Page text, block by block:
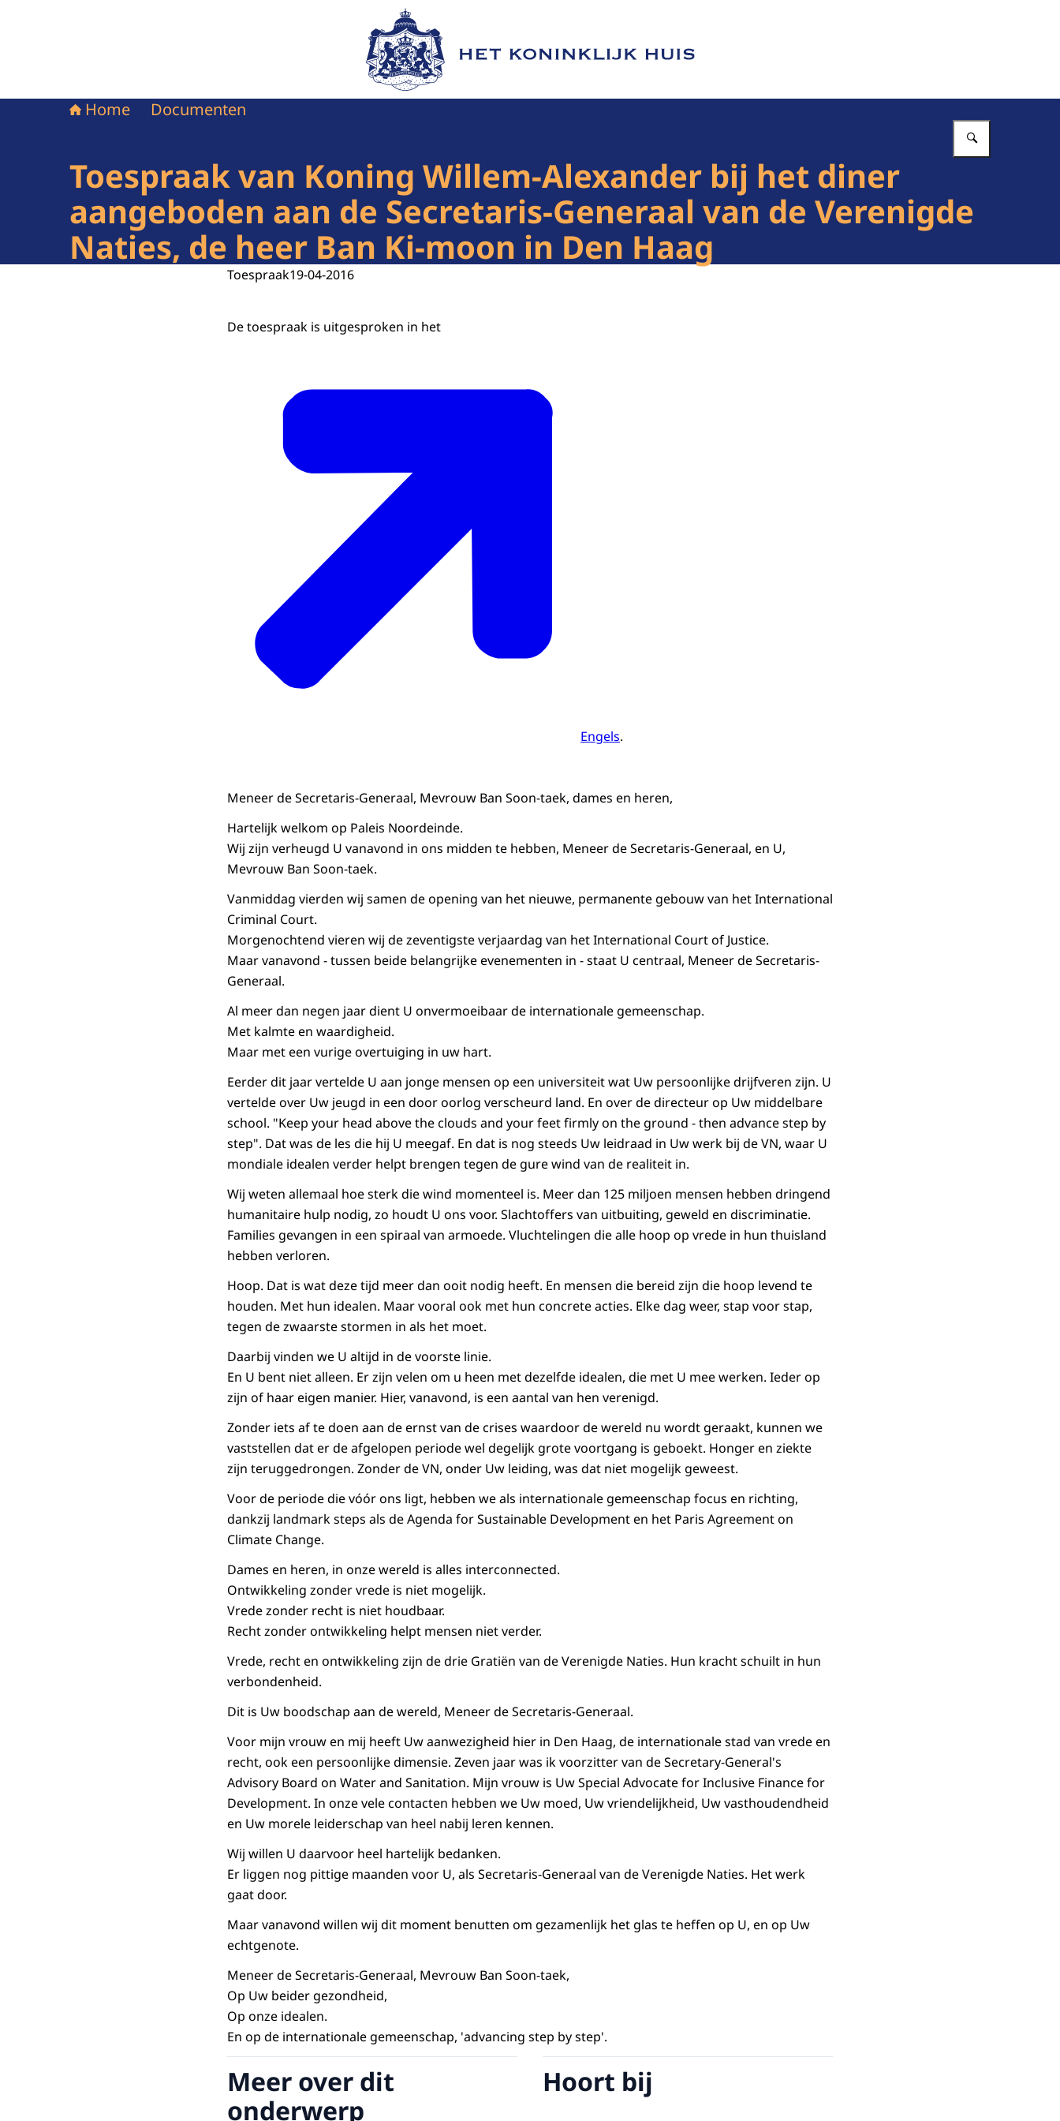
Naar de homepage van Het Koninklijk Huis
Home Documenten
Toespraak van Koning Willem-Alexander bij het diner
aangeboden aan de Secretaris-Generaal van de Verenigde
Naties, de heer Ban Ki-moon in Den Haag
Toespraak19-04-2016
De toespraak is uitgesproken in het
Engels.
Meneer de Secretaris-Generaal, Mevrouw Ban Soon-taek, dames en heren,
Hartelijk welkom op Paleis Noordeinde.
Wij zijn verheugd U vanavond in ons midden te hebben, Meneer de Secretaris-Generaal, en U,
Mevrouw Ban Soon-taek.
Vanmiddag vierden wij samen de opening van het nieuwe, permanente gebouw van het International
Criminal Court.
Morgenochtend vieren wij de zeventigste verjaardag van het International Court of Justice.
Maar vanavond - tussen beide belangrijke evenementen in - staat U centraal, Meneer de Secretaris-
Generaal.
Al meer dan negen jaar dient U onvermoeibaar de internationale gemeenschap.
Met kalmte en waardigheid.
Maar met een vurige overtuiging in uw hart.
Eerder dit jaar vertelde U aan jonge mensen op een universiteit wat Uw persoonlijke drijfveren zijn. U
vertelde over Uw jeugd in een door oorlog verscheurd land. En over de directeur op Uw middelbare
school. "Keep your head above the clouds and your feet firmly on the ground - then advance step by
step". Dat was de les die hij U meegaf. En dat is nog steeds Uw leidraad in Uw werk bij de VN, waar U
mondiale idealen verder helpt brengen tegen de gure wind van de realiteit in.
Wij weten allemaal hoe sterk die wind momenteel is. Meer dan 125 miljoen mensen hebben dringend
humanitaire hulp nodig, zo houdt U ons voor. Slachtoffers van uitbuiting, geweld en discriminatie.
Families gevangen in een spiraal van armoede. Vluchtelingen die alle hoop op vrede in hun thuisland
hebben verloren.
Hoop. Dat is wat deze tijd meer dan ooit nodig heeft. En mensen die bereid zijn die hoop levend te
houden. Met hun idealen. Maar vooral ook met hun concrete acties. Elke dag weer, stap voor stap,
tegen de zwaarste stormen in als het moet.
Daarbij vinden we U altijd in de voorste linie.
En U bent niet alleen. Er zijn velen om u heen met dezelfde idealen, die met U mee werken. Ieder op
zijn of haar eigen manier. Hier, vanavond, is een aantal van hen verenigd.
Zonder iets af te doen aan de ernst van de crises waardoor de wereld nu wordt geraakt, kunnen we
vaststellen dat er de afgelopen periode wel degelijk grote voortgang is geboekt. Honger en ziekte
zijn teruggedrongen. Zonder de VN, onder Uw leiding, was dat niet mogelijk geweest.
Voor de periode die vóór ons ligt, hebben we als internationale gemeenschap focus en richting,
dankzij landmark steps als deAgenda for Sustainable Development en het Paris Agreement on
Climate Change.
Dames en heren, in onze wereld is alles interconnected.
Ontwikkeling zonder vrede is niet mogelijk.
Vrede zonder recht is niet houdbaar.
Recht zonder ontwikkeling helpt mensen niet verder.
Vrede, recht en ontwikkeling zijn de drie Gratiën van de Verenigde Naties. Hun kracht schuilt in hun
verbondenheid.
Dit is Uw boodschap aan de wereld, Meneer de Secretaris-Generaal.
Voor mijn vrouw en mij heeft Uw aanwezigheid hier in Den Haag, de internationale stad van vrede en
recht, ook een persoonlijke dimensie. Zeven jaar was ik voorzitter van de Secretary-General's
Advisory Board on Water and Sanitation. Mijn vrouw is UwSpecial Advocate for Inclusive Finance for
Development. In onze vele contacten hebben we Uw moed, Uw vriendelijkheid, Uw vasthoudendheid
en Uw morele leiderschap van heel nabij leren kennen.
Wij willen U daarvoor heel hartelijk bedanken.
Er liggen nog pittige maanden voor U, als Secretaris-Generaal van de Verenigde Naties. Het werk
gaat door.
Maar vanavond willen wij dit moment benutten om gezamenlijk het glas te heffen op U, en op Uw
echtgenote.
Meneer de Secretaris-Generaal, Mevrouw Ban Soon-taek,
Op Uw beider gezondheid,
Op onze idealen.
En op de internationale gemeenschap, 'advancing step by step'.
Meer over dit
onderwerp
Hoort bij